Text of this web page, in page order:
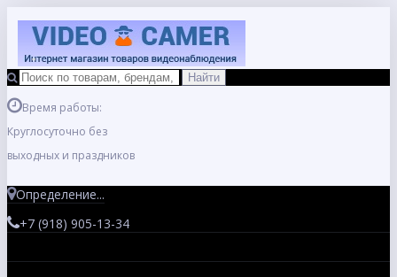
Время работы:
Круглосуточно без
выходных и праздников
Определение...
+7 (918) 905-13-34